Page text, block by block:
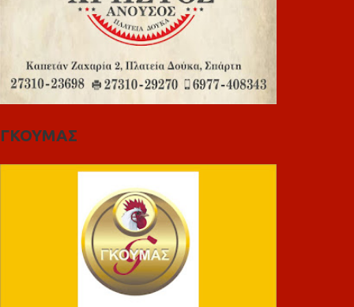
ΓΚΟΥΜΑΣ